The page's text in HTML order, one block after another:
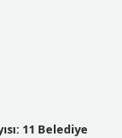
11 Belediye